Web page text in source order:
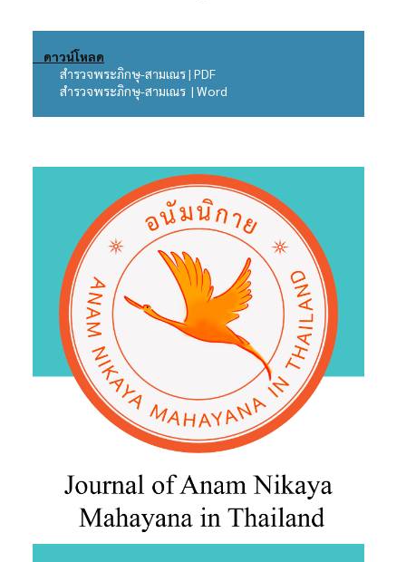
ดาวน์โหลด
สำรวจพระภิกษุ-สามเณร | PDF
สำรวจพระภิกษุ-สามเณร | Word